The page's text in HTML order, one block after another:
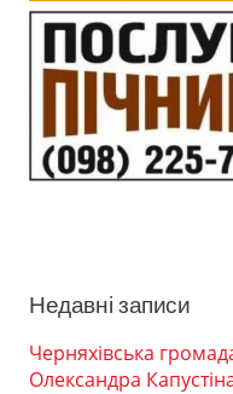
Недавні записи
Черняхівська
Олександра